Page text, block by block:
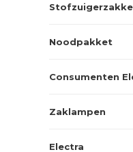
Noodpakket
Consumenten
Zaklampen
Electra